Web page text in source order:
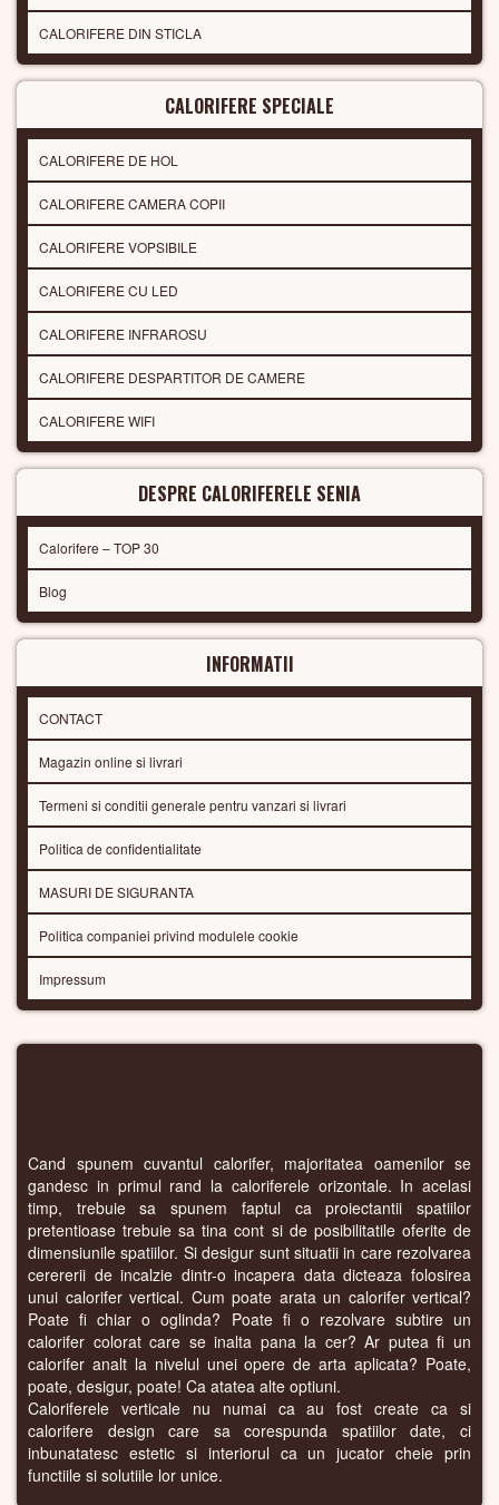
CALORIFERE DIN STICLA
CALORIFERE SPECIALE
CALORIFERE DE HOL
CALORIFERE CAMERA COPII
CALORIFERE VOPSIBILE
CALORIFERE CU LED
CALORIFERE INFRAROSU
CALORIFERE DESPARTITOR DE CAMERE
CALORIFERE WIFI
DESPRE CALORIFERELE SENIA
Calorifere – TOP 30
Blog
INFORMATII
CONTACT
Magazin online si livrari
Termeni si conditii generale pentru vanzari si livrari
Politica de confidentialitate
MASURI DE SIGURANTA
Politica companiei privind modulele cookie
Impressum
Cand spunem cuvantul calorifer, majoritatea oamenilor se
gandesc in primul rand la caloriferele orizontale. In acelasi
timp, trebuie sa spunem faptul ca proiectantii spatiilor
pretentioase trebuie sa tina cont si de posibilitatile oferite de
dimensiunile spatiilor. Si desigur sunt situatii in care rezolvarea
cerererii de incalzie dintr-o incapera data dicteaza folosirea
unui calorifer vertical. Cum poate arata un calorifer vertical?
Poate fi chiar o oglinda? Poate fi o rezolvare subtire un
calorifer colorat care se inalta pana la cer? Ar putea fi un
calorifer analt la nivelul unei opere de arta aplicata? Poate,
poate, desigur, poate! Ca atatea alte optiuni.
Caloriferele verticale nu numai ca au fost create ca si
calorifere design care sa corespunda spatiilor date, ci
inbunatatesc estetic si interiorul ca un jucator cheie prin
functiile si solutiile lor unice.